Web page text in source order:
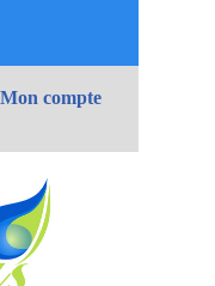
Mon compte